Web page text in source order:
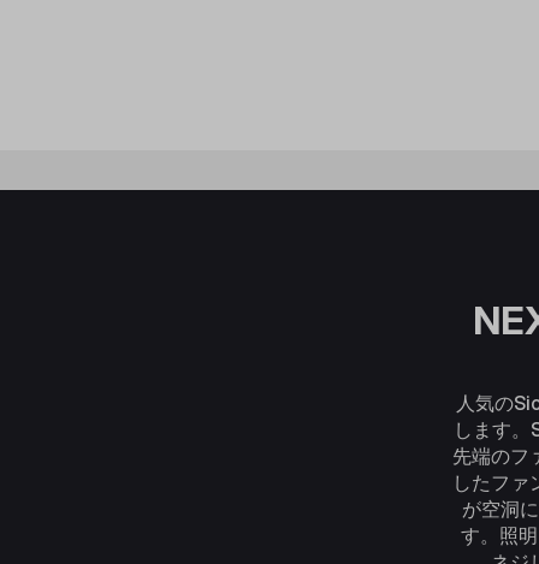
人気の
します
先端のフ
したファ
が空洞
す。照